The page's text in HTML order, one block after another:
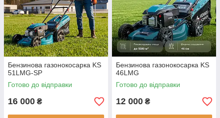
Бензинова газонокосарка KS
51LMG-SP
Готово до відправки
16 000 ₴
Бензинова газонокосарка KS
46LMG
Готово до відправки
12 000 ₴